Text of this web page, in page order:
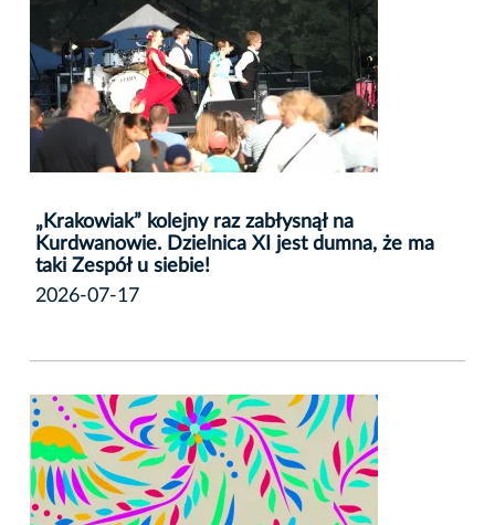
„Krakowiak” kolejny raz zabłysnął na
Kurdwanowie. Dzielnica XI jest dumna, że ma
taki Zespół u siebie!
2026-07-17